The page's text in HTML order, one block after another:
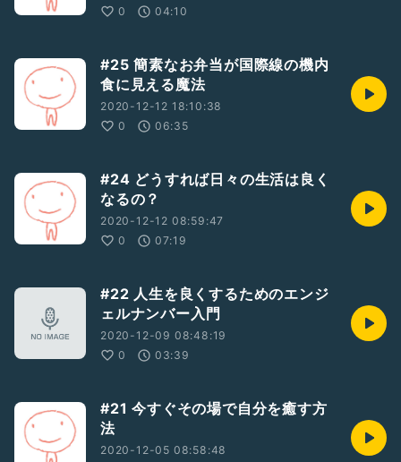
0
04:10
#25 簡素なお弁当が国際線の機内
食に見える魔法
2020-12-12 18:10:38
0
06:35
#24 どうすれば日々の生活は良く
なるの？
2020-12-12 08:59:47
0
07:19
#22 人生を良くするためのエンジ
ェルナンバー入門
2020-12-09 08:48:19
0
03:39
#21 今すぐその場で自分を癒す方
法
2020-12-05 08:58:48